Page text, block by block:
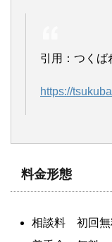
引用：つく
https://
料金形態
相談料 初回無